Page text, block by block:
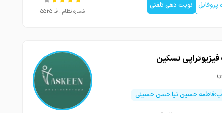
نوبت دهی تلفنی
شماره نظام : ف-5525
فیزیوتراپی تسکین
حسین نیا.حسن حسینی